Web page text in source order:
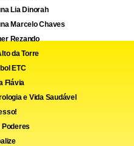
Lia Dinorah
Marcelo Chaves
Rezando
da Torre
ETC
Flávia
e Vida Saudável
Poderes